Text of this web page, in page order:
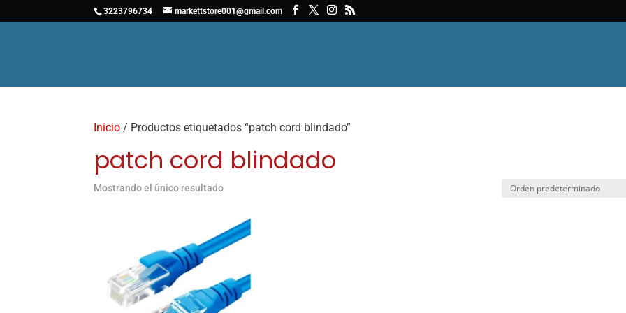
3223796734 markettstore001@gmail.com
Inicio / Productos etiquetados “patch cord blindado”
patch cord blindado
Mostrando el único resultado